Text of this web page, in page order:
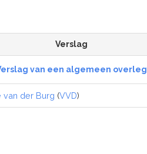
Verslag
van een algemeen overleg
van der Burg (VVD)